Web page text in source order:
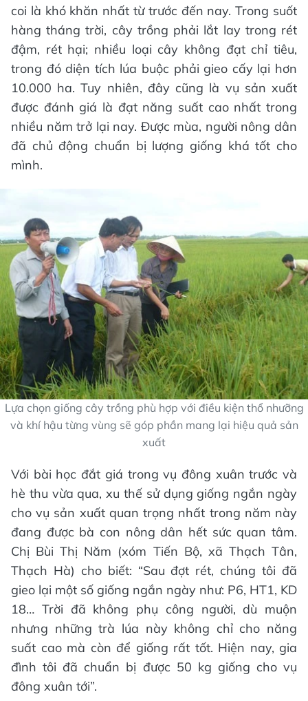
coi là khó khăn nhất từ trước đến nay. Trong suốt
hàng tháng trời, cây trồng phải lắt lay trong rét
đậm, rét hại; nhiều loại cây không đạt chỉ tiêu,
trong đó diện tích lúa buộc phải gieo cấy lại hơn
10.000 ha. Tuy nhiên, đây cũng là vụ sản xuất
được đánh giá là đạt năng suất cao nhất trong
nhiều năm trở lại nay. Được mùa, người nông dân
đã chủ động chuẩn bị lượng giống khá tốt cho
mình.
Lựa chọn giống cây trồng phù hợp với điều kiện thổ nhưỡng
và khí hậu từng vùng sẽ góp phần mang lại hiệu quả sản
xuất
Với bài học đắt giá trong vụ đông xuân trước và
hè thu vừa qua, xu thế sử dụng giống ngắn ngày
cho vụ sản xuất quan trọng nhất trong năm này
đang được bà con nông dân hết sức quan tâm.
Chị Bùi Thị Năm (xóm Tiến Bộ, xã Thạch Tân,
Thạch Hà) cho biết: “Sau đợt rét, chúng tôi đã
gieo lại một số giống ngắn ngày như: P6, HT1, KD
18… Trời đã không phụ công người, dù muộn
nhưng những trà lúa này không chỉ cho năng
suất cao mà còn để giống rất tốt. Hiện nay, gia
đình tôi đã chuẩn bị được 50 kg giống cho vụ
đông xuân tới”.